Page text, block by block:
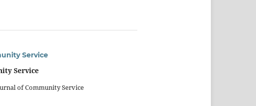
Service
Service
of Community Service